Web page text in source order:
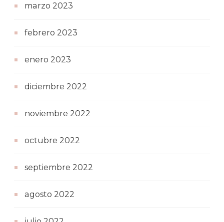
marzo 2023
febrero 2023
enero 2023
diciembre 2022
noviembre 2022
octubre 2022
septiembre 2022
agosto 2022